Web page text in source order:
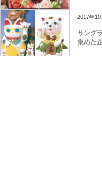
2017年10
サング
集めた